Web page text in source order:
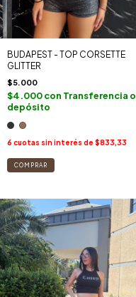
BUDAPEST - TOP CORSETTE
GLITTER
$5.000
$4.000con Transferencia o
depósito
6 cuotas sin interés de $833,33
COMPRAR